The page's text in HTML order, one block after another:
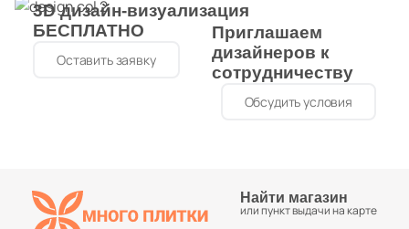
3D дизайн-визуализация
БЕСПЛАТНО
Оставить заявку
Приглашаем
дизайнеров к
сотрудничеству
Обсудить условия
Найти магазин
или пункт выдачи на карте